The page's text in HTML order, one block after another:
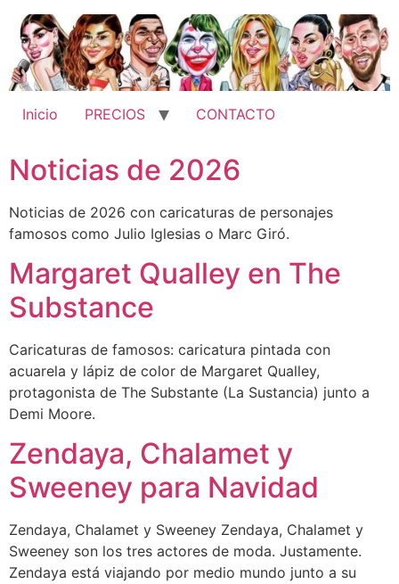
contenido
Inicio PRECIOS CONTACTO
Noticias de 2026
Noticias de 2026 con caricaturas de personajes
famosos como Julio Iglesias o Marc Giró.
Margaret Qualley en The
Substance
Caricaturas de famosos: caricatura pintada con
acuarela y lápiz de color de Margaret Qualley,
protagonista de The Substante (La Sustancia) junto a
Demi Moore.
Zendaya, Chalamet y
Sweeney para Navidad
Zendaya, Chalamet y Sweeney Zendaya, Chalamet y
Sweeney son los tres actores de moda. Justamente.
Zendaya está viajando por medio mundo junto a su